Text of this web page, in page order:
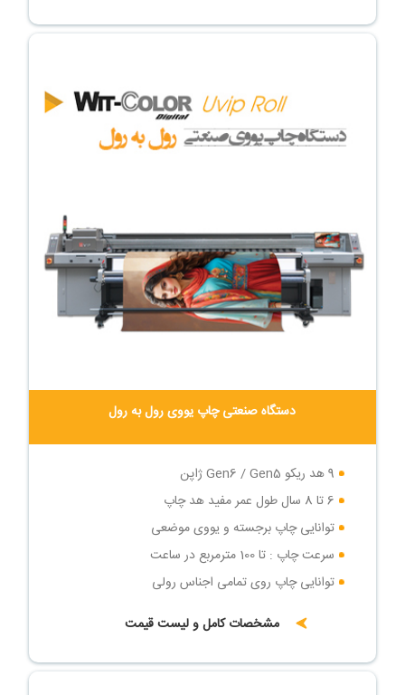
دستگاه صنعتی چاپ یووی رول به رول
9 هد ریکو Gen6 / Gen5 ژاپن
6 تا 8 سال طول عمر مفید هد چاپ
توانایی چاپ برجسته و یووی موضعی
سرعت چاپ : تا 100 مترمربع در ساعت
توانایی چاپ روی تمامی اجناس رولی
مشخصات کامل و لیست قیمت